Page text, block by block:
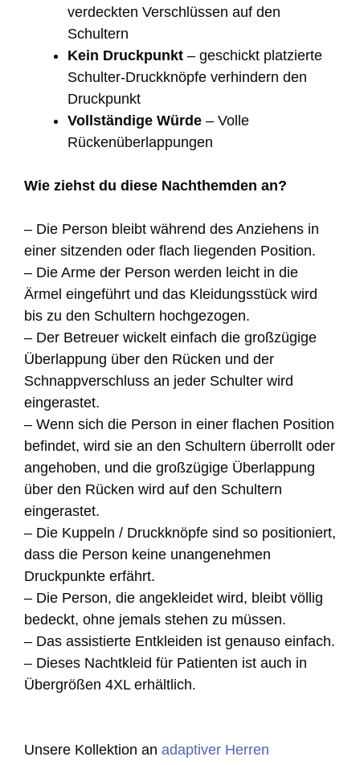
verdeckten Verschlüssen auf den
Schultern
Kein Druckpunkt – geschickt platzierte
Schulter-Druckknöpfe verhindern den
Druckpunkt
Vollständige Würde – Volle
Rückenüberlappungen
Wie ziehst du diese Nachthemden an?
– Die Person bleibt während des Anziehens in
einer sitzenden oder flach liegenden Position.
– Die Arme der Person werden leicht in die
Ärmel eingeführt und das Kleidungsstück wird
bis zu den Schultern hochgezogen.
– Der Betreuer wickelt einfach die großzügige
Überlappung über den Rücken und der
Schnappverschluss an jeder Schulter wird
eingerastet.
– Wenn sich die Person in einer flachen Position
befindet, wird sie an den Schultern überrollt oder
angehoben, und die großzügige Überlappung
über den Rücken wird auf den Schultern
eingerastet.
– Die Kuppeln / Druckknöpfe sind so positioniert,
dass die Person keine unangenehmen
Druckpunkte erfährt.
– Die Person, die angekleidet wird, bleibt völlig
bedeckt, ohne jemals stehen zu müssen.
– Das assistierte Entkleiden ist genauso einfach.
– Dieses Nachtkleid für Patienten ist auch in
Übergrößen 4XL erhältlich.
Unsere Kollektion an adaptiver Herren